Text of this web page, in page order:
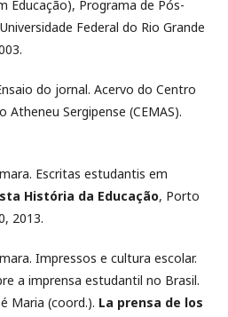
Educação), Programa de Pós-
Federal do Rio Grande
do jornal. Acervo do Centro
Sergipense (CEMAS).
Escritas estudantis em
História da Educação, Porto
2013.
Impressos e cultura escolar.
a imprensa estudantil no Brasil.
Maria (coord.). La prensa de los